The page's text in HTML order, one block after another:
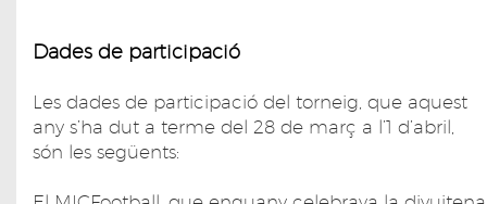
Dades de participació
Les dades de participació del torneig, que aquest
any s’ha dut a terme del 28 de març a l’1 d’abril,
són les següents: